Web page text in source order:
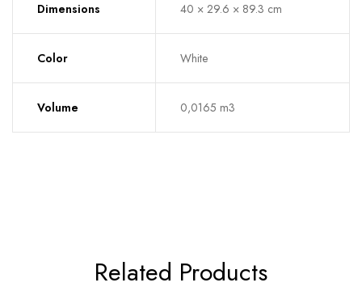
Dimensions 40 × 29.6 × 89.3 cm
Color White
Volume 0,0165 m3
Related Products